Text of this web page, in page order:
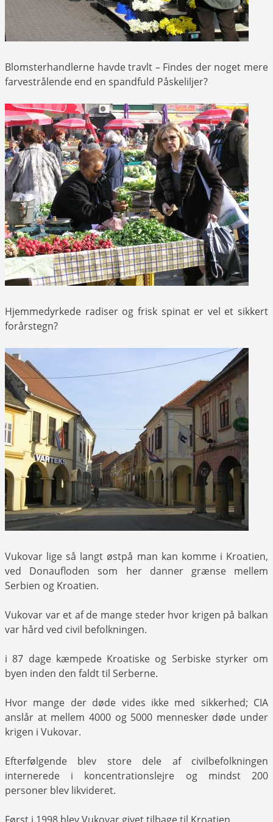
Blomsterhandlerne havde travlt – Findes der noget mere
farvestrålende end en spandfuld Påskeliljer?
Hjemmedyrkede radiser og frisk spinat er vel et sikkert
forårstegn?
Vukovar lige så langt østpå man kan komme i Kroatien,
ved Donaufloden som her danner grænse mellem
Serbien og Kroatien.
Vukovar var et af de mange steder hvor krigen på balkan
var hård ved civil befolkningen.
i 87 dage kæmpede Kroatiske og Serbiske styrker om
byen inden den faldt til Serberne.
Hvor mange der døde vides ikke med sikkerhed; CIA
anslår at mellem 4000 og 5000 mennesker døde under
krigen i Vukovar.
Efterfølgende blev store dele af civilbefolkningen
internerede i koncentrationslejre og mindst 200
personer blev likvideret.